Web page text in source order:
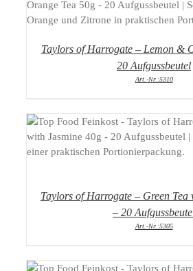
DETAILS
Taylors of Harrogate – Lemon &
20 Aufgussbeutel
Art.-Nr.:5310
DETAILS
Taylors of Harrogate – Green Tea
– 20
Art.-Nr.:5305